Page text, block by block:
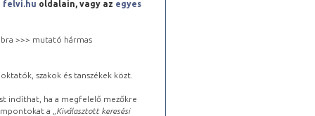
felvi.hu oldalain, vagy az egyes
>>> mutató hármas
szakok és tanszékek közt.
indíthat, ha a megfelelő mezőkre
a „ Kiválasztott keresési